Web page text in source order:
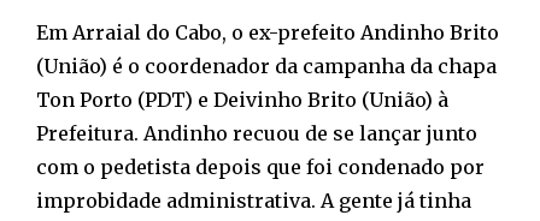
Em Arraial do Cabo, o ex-prefeito Andinho Brito
(União) é o coordenador da campanha da chapa
Ton Porto (PDT) e Deivinho Brito (União) à
Prefeitura. Andinho recuou de se lançar junto
com o pedetista depois que foi condenado por
improbidade administrativa. A gente já tinha